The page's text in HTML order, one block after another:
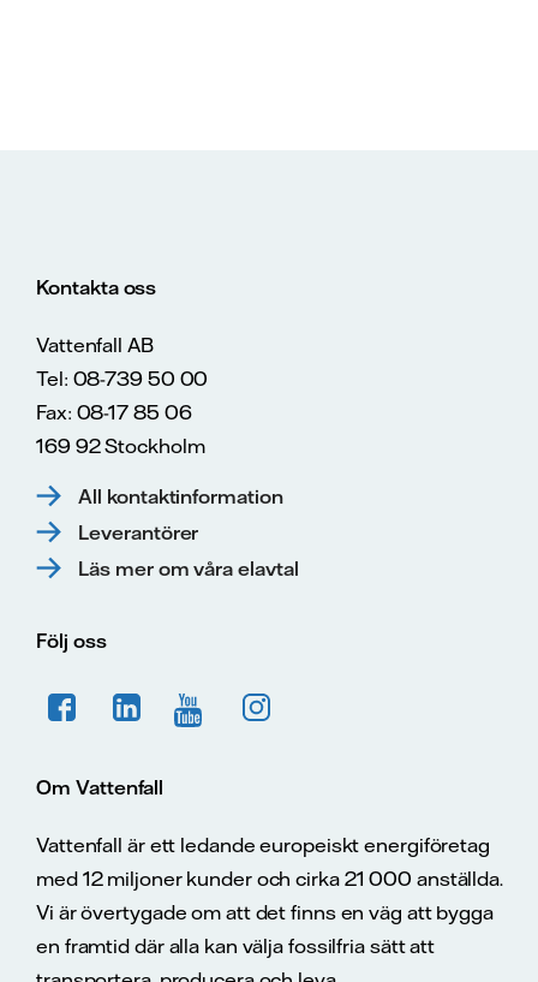
Kontakta oss
Vattenfall AB
Tel: 08-739 50 00
Fax: 08-17 85 06
169 92 Stockholm
All kontaktinformation
Leverantörer
Läs mer om våra elavtal
Följ oss
Om Vattenfall
Vattenfall är ett ledande europeiskt energiföretag
med 12 miljoner kunder och cirka 21 000 anställda.
Vi är övertygade om att det finns en väg att bygga
en framtid där alla kan välja fossilfria sätt att